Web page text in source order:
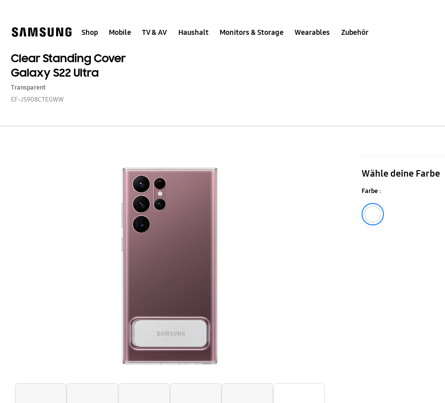
Shop Mobile TV & AV Haushalt Monitors & Storage Wearables Zubehör
Clear Standing Cover
Galaxy S22 Ultra
Transparent
EF-JS908CTEGWW
Cover
Galaxy
S22
Wähle deine Farbe
Farbe :